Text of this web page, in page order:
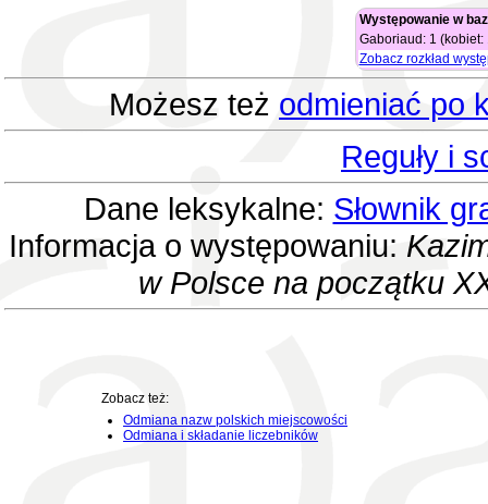
Występowanie w
Gaboriaud: 1 (kobiet:
Zobacz rozkład
Możesz też odmieniać po
Reguły i
Dane leksykalne: Słownik
Informacja o występowaniu:
w Polsce na początku
Zobacz też:
Odmiana nazw polskich miejscowości
Odmiana i składanie liczebników